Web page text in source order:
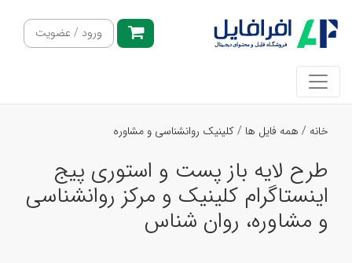
ورود / عضویت
خانه / همه فایل ها /کلینیک روانشناسی و مشاوره
طرح لایه باز پست و استوری پیج
اینستاگرام کلینیک و مرکز روانشناسی
و مشاوره، روان شناس